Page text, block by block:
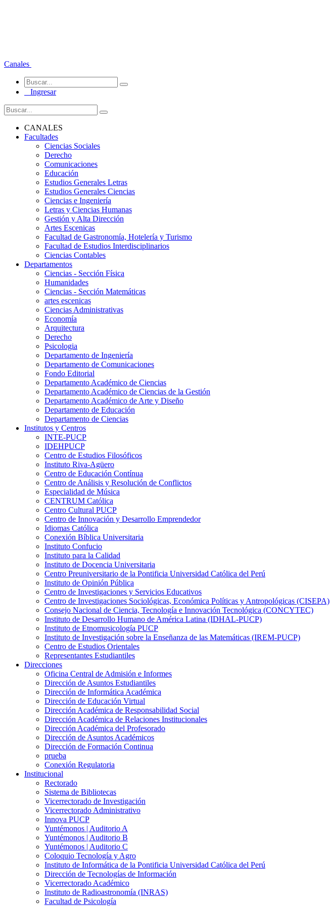
Canales
Ingresar
CANALES
Facultades
Ciencias Sociales
Derecho
Comunicaciones
Educación
Estudios Generales Letras
Estudios Generales Ciencias
Ciencias e Ingeniería
Letras y Ciencias Humanas
Gestión y Alta Dirección
Artes Escenicas
Facultad de Gastronomía, Hotelería y Turismo
Facultad de Estudios Interdisciplinarios
Ciencias Contables
Departamentos
Ciencias - Sección Física
Humanidades
Ciencias - Sección Matemáticas
artes escenicas
Ciencias Administrativas
Economía
Arquitectura
Derecho
Psicologia
Departamento de Ingeniería
Departamento de Comunicaciones
Fondo Editorial
Departamento Académico de Ciencias
Departamento Académico de Ciencias de la Gestión
Departamento Académico de Arte y Diseño
Departamento de Educación
Departamento de Ciencias
Institutos y Centros
INTE-PUCP
IDEHPUCP
Centro de Estudios Filosóficos
Instituto Riva-Agüero
Centro de Educación Contínua
Centro de Análisis y Resolución de Conflictos
Especialidad de Música
CENTRUM Católica
Centro Cultural PUCP
Centro de Innovación y Desarrollo Emprendedor
Idiomas Católica
Conexión Bíblica Universitaria
Instituto Confucio
Instituto para la Calidad
Instituto de Docencia Universitaria
Centro Preuniversitario de la Pontificia Universidad Católica del Perú
Instituto de Opinión Pública
Centro de Investigaciones y Servicios Educativos
Centro de Investigaciones Sociológicas, Económica Políticas y Antropológicas (CISEPA)
Consejo Nacional de Ciencia, Tecnología e Innovación Tecnológica (CONCYTEC)
Instituto de Desarrollo Humano de América Latina (IDHAL-PUCP)
Instituto de Etnomusicología PUCP
Instituto de Investigación sobre la Enseñanza de las Matemáticas (IREM-PUCP)
Centro de Estudios Orientales
Representantes Estudiantiles
Direcciones
Oficina Central de Admisión e Informes
Dirección de Asuntos Estudiantiles
Dirección de Informática Académica
Dirección de Educación Virtual
Dirección Académica de Responsabilidad Social
Dirección Académica de Relaciones Institucionales
Dirección Académica del Profesorado
Dirección de Asuntos Académicos
Dirección de Formación Continua
prueba
Conexión Regulatoria
Institucional
Rectorado
Sistema de Bibliotecas
Vicerrectorado de Investigación
Vicerrectorado Administrativo
Innova PUCP
Yuntémonos | Auditorio A
Yuntémonos | Auditorio B
Yuntémonos | Auditorio C
Coloquio Tecnología y Agro
Instituto de Informática de la Pontificia Universidad Católica del Perú
Dirección de Tecnologías de Información
Vicerrectorado Académico
Instituto de Radioastronomía (INRAS)
Facultad de Psicología